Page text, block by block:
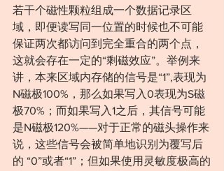
若干个磁性颗粒组成一个数据记录区
域，即便读写同一位置的时候也不可能
保证两次都访问到完全重合的两个点，
这就会存在一定的“剩磁效应”。举例来
讲，本来区域内存储的信号是“1”,表现为
N磁极100%，那么如果写入0表现为S磁
极70%；而如果写入1之后，其信号可能
是N磁极120%——对于正常的磁头操作来
说，这些信号会被简单地识别为覆写后
的 “0”或者“1”；但如果使用灵敏度极高的